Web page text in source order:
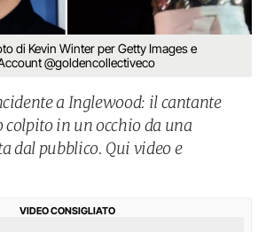
di Kevin Winter per Getty Images e
@goldencollectiveco
a Inglewood: il cantante
colpito in un occhio da una
dal pubblico. Qui video e
VIDEO CONSIGLIATO